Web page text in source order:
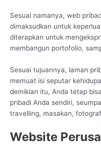
Sesuai namanya, web
dimaksudkan untuk
diterapkan untuk
membangun portofolio,
Sesuai tujuannya, laman
memuat isi seputar
demikian itu, Anda tetap
pribadi Anda sendiri,
travelling, masakan,
Website